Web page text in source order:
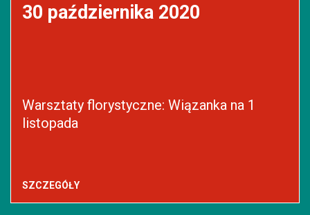
30 października 2020
Warsztaty florystyczne: Wiązanka na 1
listopada
SZCZEGÓŁY